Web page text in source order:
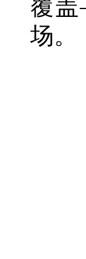
覆
场。